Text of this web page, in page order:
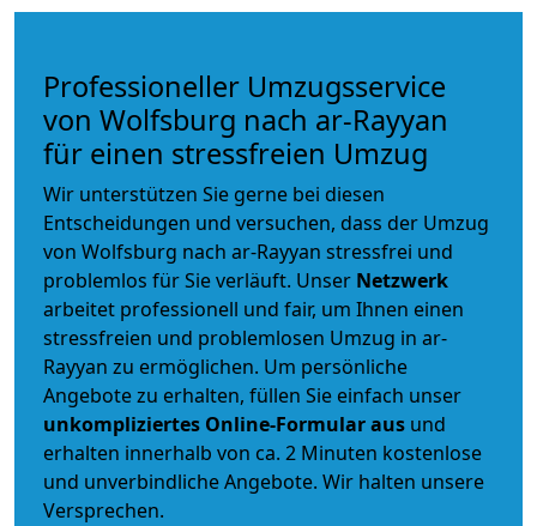
Professioneller Umzugsservice
von Wolfsburg nach ar-Rayyan
für einen stressfreien Umzug
Wir unterstützen Sie gerne bei diesen
Entscheidungen und versuchen, dass der Umzug
von Wolfsburg nach ar-Rayyan stressfrei und
problemlos für Sie verläuft. Unser Netzwerk
arbeitet professionell und fair, um Ihnen einen
stressfreien und problemlosen Umzug in ar-
Rayyan zu ermöglichen. Um persönliche
Angebote zu erhalten, füllen Sie einfach unser
unkompliziertes Online-Formular aus und
erhalten innerhalb von ca. 2 Minuten kostenlose
und unverbindliche Angebote. Wir halten unsere
Versprechen.